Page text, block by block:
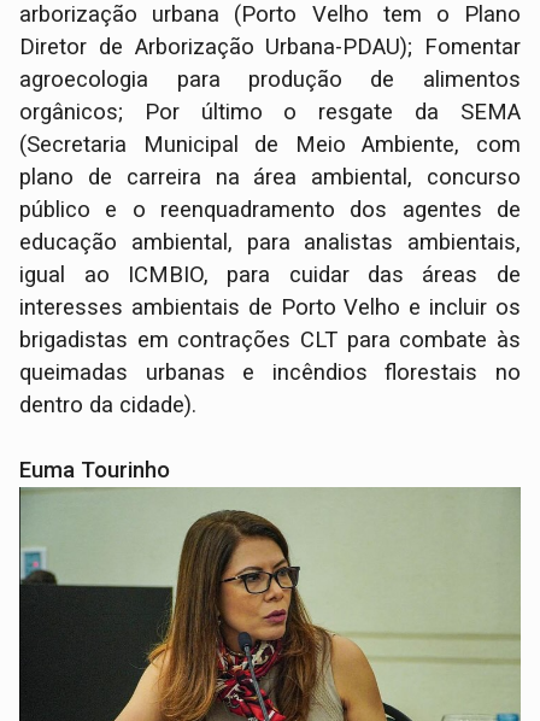
arborização urbana (Porto Velho tem o Plano
Diretor de Arborização Urbana-PDAU); Fomentar
agroecologia para produção de alimentos
orgânicos; Por último o resgate da SEMA
(Secretaria Municipal de Meio Ambiente, com
plano de carreira na área ambiental, concurso
público e o reenquadramento dos agentes de
educação ambiental, para analistas ambientais,
igual ao ICMBIO, para cuidar das áreas de
interesses ambientais de Porto Velho e incluir os
brigadistas em contrações CLT para combate às
queimadas urbanas e incêndios florestais no
dentro da cidade).
Euma Tourinho